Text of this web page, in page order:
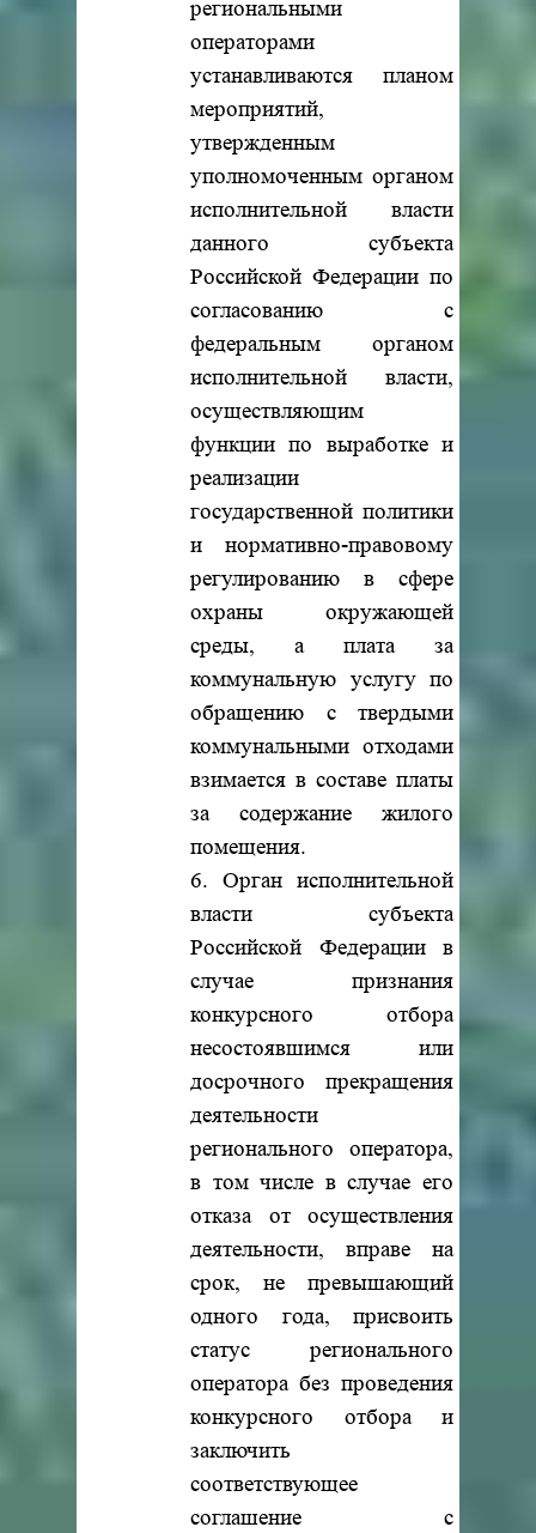
региональными
операторами
устанавливаются планом
мероприятий,
утвержденным
уполномоченным органом
исполнительной власти
данного субъекта
Российской Федерации по
согласованию с
федеральным органом
исполнительной власти,
осуществляющим
функции по выработке и
реализации
государственной политики
и нормативно-правовому
регулированию в сфере
охраны окружающей
среды, а плата за
коммунальную услугу по
обращению с твердыми
коммунальными отходами
взимается в составе платы
за содержание жилого
помещения.
6. Орган исполнительной
власти субъекта
Российской Федерации в
случае признания
конкурсного отбора
несостоявшимся или
досрочного прекращения
деятельности
регионального оператора,
в том числе в случае его
отказа от осуществления
деятельности, вправе на
срок, не превышающий
одного года, присвоить
статус регионального
оператора без проведения
конкурсного отбора и
заключить
соответствующее
соглашение с